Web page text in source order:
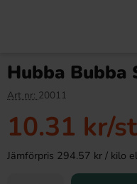
Hubba
Art nr: 20011
10.31 kr/st
Jämförpris 294.57 kr / kilo